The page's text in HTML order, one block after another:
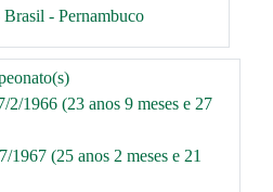
- Pernambuco
2/1966 (23 anos 9 meses e 27
(25 anos 2 meses e 21